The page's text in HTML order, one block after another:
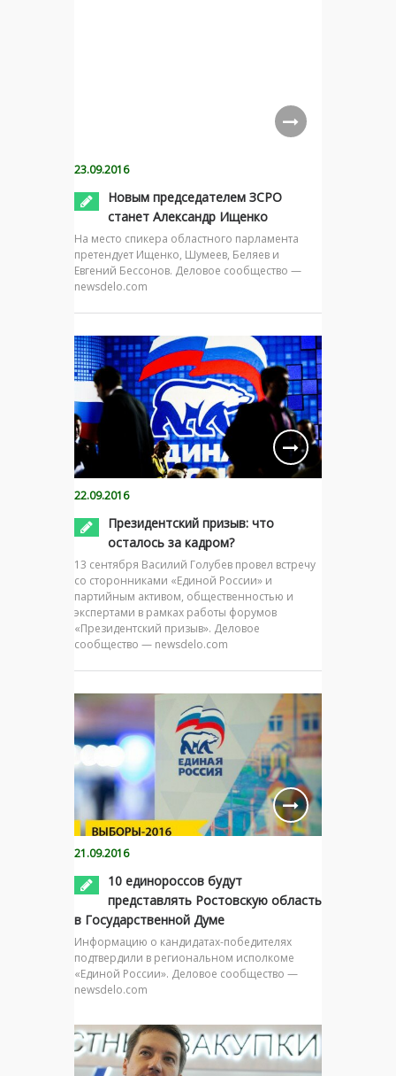
23.09.2016
Новым председателем ЗСРО
станет Александр Ищенко
На место спикера областного парламента
претендует Ищенко, Шумеев, Беляев и
Евгений Бессонов. Деловое сообщество —
newsdelo.com
22.09.2016
Президентский призыв: что
осталось за кадром?
13 сентября Василий Голубев провел встречу
со сторонниками «Единой России» и
партийным активом, общественностью и
экспертами в рамках работы форумов
«Президентский призыв». Деловое
сообщество — newsdelo.com
21.09.2016
10 единороссов будут
представлять Ростовскую область
в Государственной Думе
Информацию о кандидатах-победителях
подтвердили в региональном исполкоме
«Единой России». Деловое сообщество —
newsdelo.com